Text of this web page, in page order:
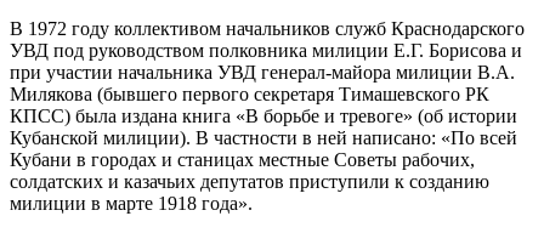
В 1972 году коллективом начальников служб Краснодарского
УВД под руководством полковника милиции Е.Г. Борисова и
при участии начальника УВД генерал-майора милиции В.А.
Милякова (бывшего первого секретаря Тимашевского РК
КПСС) была издана книга «В борьбе и тревоге» (об истории
Кубанской милиции). В частности в ней написано: «По всей
Кубани в городах и станицах местные Советы рабочих,
солдатских и казачьих депутатов приступили к созданию
милиции в марте 1918 года».